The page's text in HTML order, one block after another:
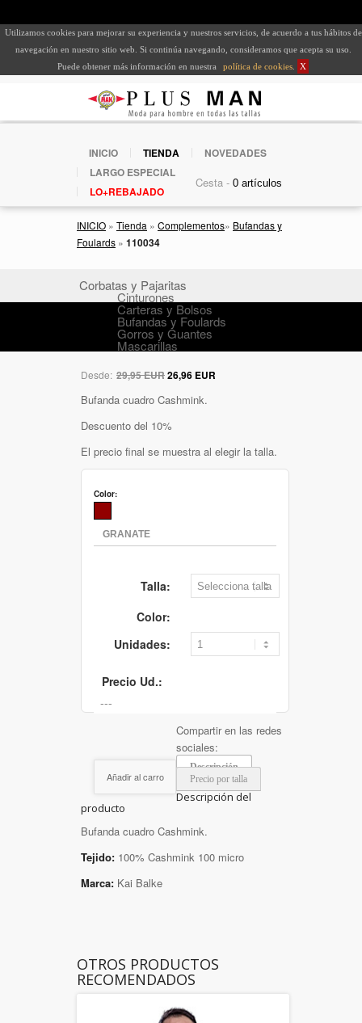
Utilizamos cookies para mejorar su experiencia y nuestros servicios, de acuerdo a tus hábitos de
navegación en nuestro sitio web. Si continúa navegando, consideramos que acepta su uso.
Puede obtener más información en nuestra
política de cookies X
INICIO TIENDA
NOVEDADES
LARGO ESPECIAL
LO+REBAJADO
Cesta -
INICIO » Tienda » Complementos» Bufandas y
Foulards » 110034
Corbatas y Pajaritas
Cinturones
Carteras y Bolsos
Bufandas y Foulards
Gorros y Guantes
Mascarillas
Desde: 29,95 EUR26,96 EUR
Bufanda cuadro Cashmink.
Descuento del 10%
El precio final se muestra al elegir la talla.
Color:
Talla:
Color:
Unidades:
Precio Ud.:
Añadir al carro
Compartir en las redes
sociales:
Descripción
Precio por talla
Descripción del
producto
Bufanda cuadro Cashmink.
Tejido: 100% Cashmink 100 micro
Marca: Kai Balke
OTROS PRODUCTOS
RECOMENDADOS